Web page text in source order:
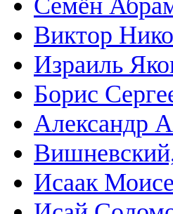
Семён
Виктор
Израиль
Борис
Александр
Исаак